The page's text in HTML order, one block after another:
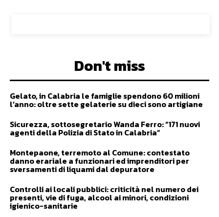
Don't miss
Gelato, in Calabria le famiglie spendono 60 milioni
l’anno: oltre sette gelaterie su dieci sono artigiane
Sicurezza, sottosegretario Wanda Ferro: “171 nuovi
agenti della Polizia di Stato in Calabria”
Montepaone, terremoto al Comune: contestato
danno erariale a funzionari ed imprenditori per
sversamenti di liquami dal depuratore
Controlli ai locali pubblici: criticità nel numero dei
presenti, vie di fuga, alcool ai minori, condizioni
igienico-sanitarie